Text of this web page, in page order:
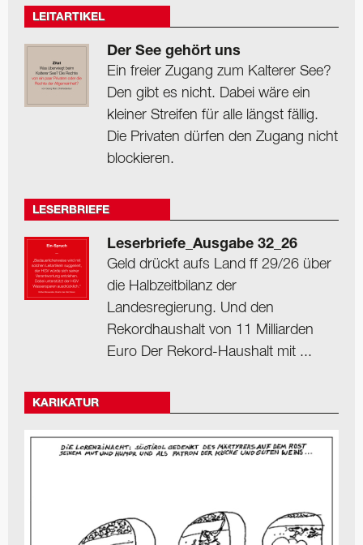
LEITARTIKEL
Der See gehört uns
Ein freier Zugang zum Kalterer See?
Den gibt es nicht. Dabei wäre ein
kleiner Streifen für alle längst fällig.
Die Privaten dürfen den Zugang nicht
blockieren.
LESERBRIEFE
Leserbriefe_Ausgabe 32_26
Geld drückt aufs Land ff 29/26 über
die Halbzeitbilanz der
Landesregierung. Und den
Rekordhaushalt von 11 Milliarden
Euro Der Rekord-Haushalt mit ...
KARIKATUR